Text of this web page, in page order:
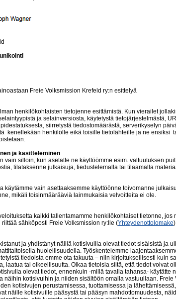
Freie Volksmission Krefeld ry:n esittelyä
henkilökohtaisten tietojenne esittämistä. Kun vierailet
ja selainversiosta, käytetystä tietojärjestelmästä,
siirretystä tiedostomäärästä, serverikyselyn
kenellekään henkilölle eikä toisille tietolähteille ja ne ensiksi
ja käsitteleminen
vain silloin, kun asetatte ne käyttöömme esim. valtuutuksen
tilataksenne julkaisuja, tiedustelemalla tai tilaamalla
käytämme vain asettaaksemme käyttöönne toivomanne
mikäli toisinmäärääviä lainmukaisia velvoitteita ei ole.
kaikki tallentamamme henkilökohtaiset tietonne, jos
sähköposti Freie Volksmission ry:lle (Yhteydenottolomake
ja yhdistänyt näillä kotisivuilla olevat tiedot sisäisistä ja
huolellisuudella. Työskentelemme
tiedoista emme ota takuuta – niin kirjoituksellisesti kuin
laatua tai oikeellisuutta. Olkaa tietoisia siitä, että tiedot voivat
olevat tiedot, ennenkuin -millä tavalla tahansa- käytätte
näihin kotisivuihin ja niiden sisältöön omalla vastuullaan. Freie
kotisivujen perustamisessa, tuottamisessa ja
näille kotisivuille pääsystä tai pääsyn mahdottomuudesta,